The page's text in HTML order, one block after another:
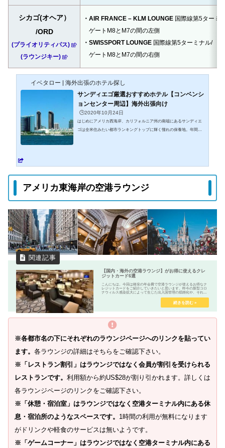
シカゴ(オヘア）
/ORD
(プライオリティパス)
(ラウンジキー)
・AIR FRANCE – KLM LOUNGE国際線第5ターミ
ゲートM8とM7の間の左側
・SWISSPORT LOUNGE国際線第5ターミナル/
ゲートM8とM7の間の右側
イベタロー | 海外出張のホテル探し
サンディエゴ厳選おすすめホテル【コンベンシ
ョンセンター周辺】海外出張向け
🕒️2020年10月24日
はじめにアメリカ西海岸、カリフォルニア州の南端にあるサンディエ
ゴは全米住みたい都市ランキングトップに輝く憧れの保養地。年間平
を願...
アメリカ東海岸の空港ラウンジ
【国内・海外の空港ラウンジ】がお得に使えるクレ
ジットカード6選
こんにちは。今回は格安の年会費で空港ラウンジが使えるお得なク
レジットカードをご紹介していきたいと思います。昨今の新型コロ
ナウィルス感染拡大によって生じた出入国管理の煩雑化や、それ以
※各都市名の下にそれぞれのラウンジページへのリンクを貼ってい
ます。 各ラウンジの詳細はそちらをご確認下さい。
※「レストラン割引」はラウンジではなく会員が割引を受けられる
レストランです。 利用額から約US$28が割り引かれます。詳しくは
各ラウンジページのリンクをご確認下さい。
※「休憩・宿泊室」はラウンジではなく空港ターミナル内にある休
息・宿泊所のようなスペースです。 1時間の利用が無料になります
がドリンクや軽食のサービスは無いようです。
※「ゲームコーナー」はラウンジではなく空港ターミナル内にある